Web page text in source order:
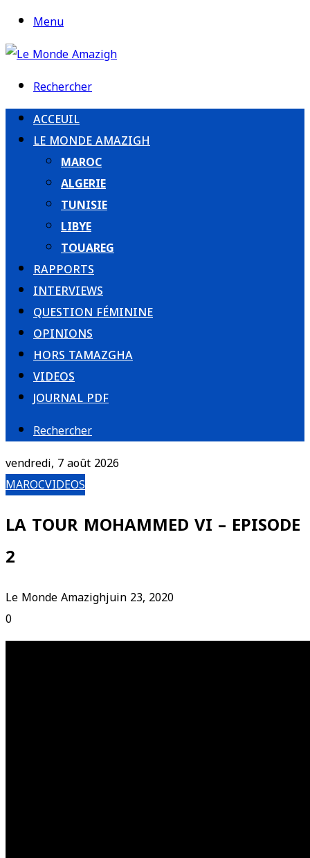
Menu
Rechercher
ACCEUIL
LE MONDE AMAZIGH
MAROC
ALGERIE
TUNISIE
LIBYE
TOUAREG
RAPPORTS
INTERVIEWS
QUESTION FÉMININE
OPINIONS
HORS TAMAZGHA
VIDEOS
JOURNAL PDF
Rechercher
vendredi, 7 août 2026
MAROCVIDEOS
LA TOUR MOHAMMED VI – EPISODE
2
Le Monde Amazighjuin 23, 2020
0